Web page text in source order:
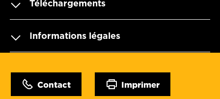
Téléchargements
Informations légales
Contact Imprimer